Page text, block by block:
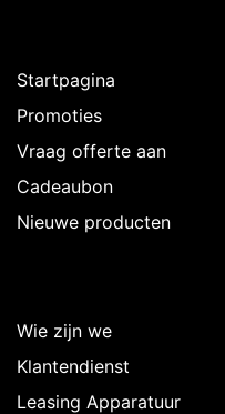
Startpagina
Promoties
Vraag offerte aan
Cadeaubon
Nieuwe producten
Wie zijn we
Klantendienst
Leasing Apparatuur